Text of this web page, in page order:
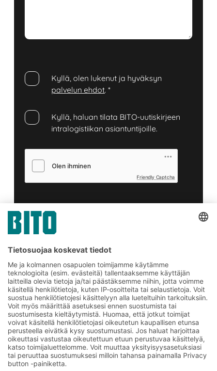
Kyllä, olen lukenut ja hyväksyn
palvelun ehdot.*
Kyllä, haluan tilata BITO-uutiskirjeen
intralogistiikan asiantuntijoille.
Friendly Captcha
Tilaa BITO-uutiskirjeemme:
Uutisia ja faktoja
varastologistiikan
maailmasta
Eksklusiiviset alennukset
Tuoteinnovaatiot